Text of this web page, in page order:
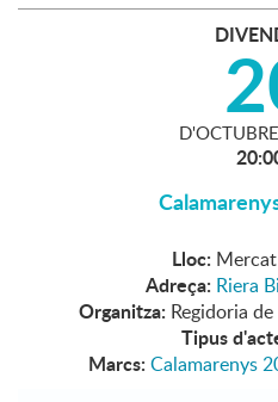
D'OCTUBRE
Lloc:
Adreça: Riera
Organitza: Regidoria
Tipus
Marcs: Calamarenys